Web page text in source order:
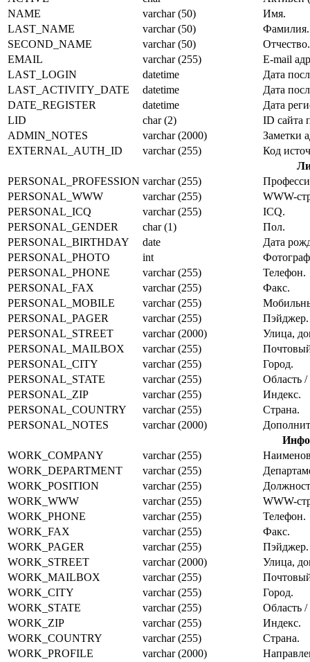
NAME
varchar (50)
Имя.
LAST_NAME
varchar (50)
Фамилия.
SECOND_NAME
varchar (50)
Отчество.
EMAIL
varchar (255)
E-mail
LAST_LOGIN
datetime
Дата
LAST_ACTIVITY_DATE
datetime
Дата
DATE_REGISTER
datetime
Дата
LID
char (2)
ID сайта
ADMIN_NOTES
varchar (2000)
Заметки
EXTERNAL_AUTH_ID
varchar (255)
Код
PERSONAL_PROFESSION varchar (255)
PERSONAL_WWW
varchar (255)
WWW-
PERSONAL_ICQ
varchar (255)
ICQ.
PERSONAL_GENDER
char (1)
Пол.
PERSONAL_BIRTHDAY
date
Дата
PERSONAL_PHOTO
int
PERSONAL_PHONE
varchar (255)
Телефон.
PERSONAL_FAX
varchar (255)
Факс.
PERSONAL_MOBILE
varchar (255)
PERSONAL_PAGER
varchar (255)
Пэйджер.
PERSONAL_STREET
varchar (2000)
Улица,
PERSONAL_MAILBOX
varchar (255)
PERSONAL_CITY
varchar (255)
Город.
PERSONAL_STATE
varchar (255)
Область /
PERSONAL_ZIP
varchar (255)
Индекс.
PERSONAL_COUNTRY
varchar (255)
Страна.
PERSONAL_NOTES
varchar (2000)
WORK_COMPANY
varchar (255)
WORK_DEPARTMENT
varchar (255)
WORK_POSITION
varchar (255)
WORK_WWW
varchar (255)
WWW-
WORK_PHONE
varchar (255)
Телефон.
WORK_FAX
varchar (255)
Факс.
WORK_PAGER
varchar (255)
Пэйджер.
WORK_STREET
varchar (2000)
Улица,
WORK_MAILBOX
varchar (255)
WORK_CITY
varchar (255)
Город.
WORK_STATE
varchar (255)
Область /
WORK_ZIP
varchar (255)
Индекс.
WORK_COUNTRY
varchar (255)
Страна.
WORK_PROFILE
varchar (2000)